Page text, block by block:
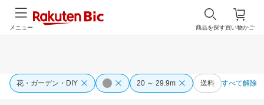
買い物かご
商品を探す
メニュー
花・ガーデン・DIY 20 ～ 29.9m 送料 すべて解除